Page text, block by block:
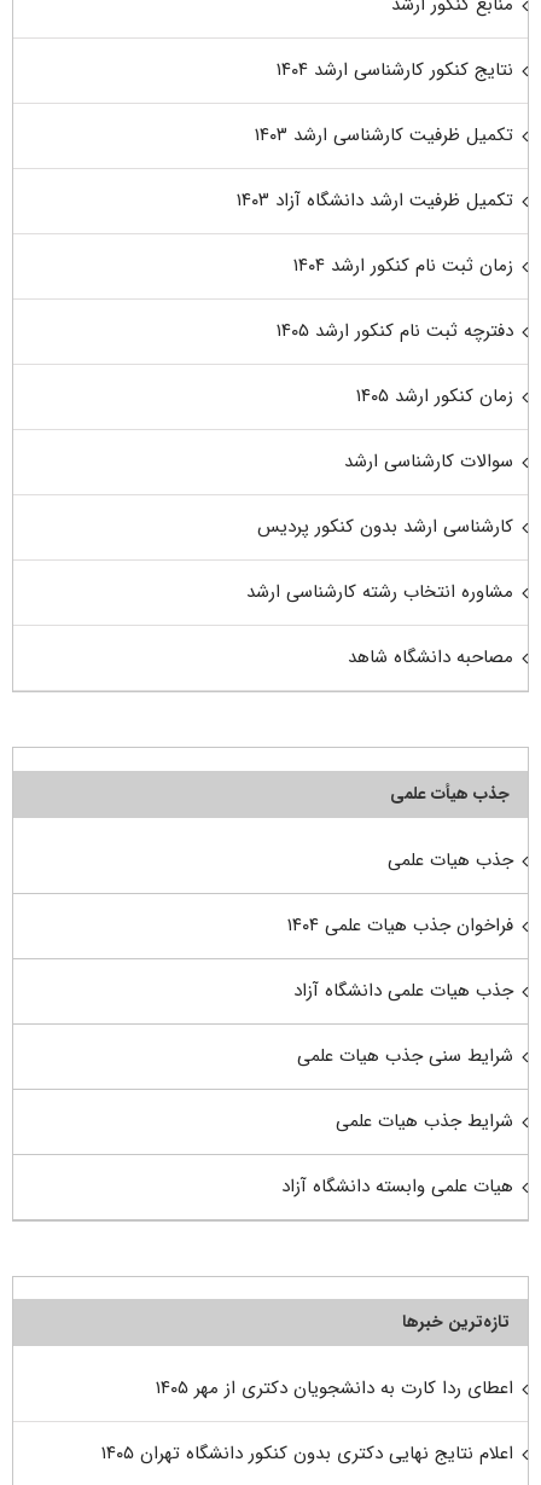
نتایج کنکور کارشناسی ارشد ۱۴۰۴
تکمیل ظرفیت کارشناسی ارشد ۱۴۰۳
تکمیل ظرفیت ارشد دانشگاه آزاد ۱۴۰۳
زمان ثبت نام کنکور ارشد ۱۴۰۴
دفترچه ثبت نام کنکور ارشد ۱۴۰۵
زمان کنکور ارشد ۱۴۰۵
سوالات کارشناسی ارشد
کارشناسی ارشد بدون کنکور پردیس
مشاوره انتخاب رشته کارشناسی ارشد
مصاحبه دانشگاه شاهد
جذب هیأت علمی
جذب هیات علمی
فراخوان جذب هیات علمی ۱۴۰۴
جذب هیات علمی دانشگاه آزاد
شرایط سنی جذب هیات علمی
شرایط جذب هیات علمی
هیات علمی وابسته دانشگاه آزاد
تازه‌ترین خبرها
اعطای ردا کارت به دانشجویان دکتری از مهر ۱۴۰۵
اعلام نتایج نهایی دکتری بدون کنکور دانشگاه تهران ۱۴۰۵